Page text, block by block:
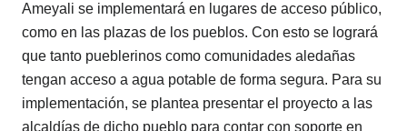
Ameyali se implementará en lugares de acceso público,
como en las plazas de los pueblos. Con esto se logrará
que tanto pueblerinos como comunidades aledañas
tengan acceso a agua potable de forma segura. Para su
implementación, se plantea presentar el proyecto a las
alcaldías de dicho pueblo para contar con soporte en